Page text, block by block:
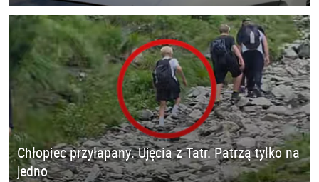
Chłopiec przyłapany. Ujęcia z Tatr. Patrzą tylko na
jedno